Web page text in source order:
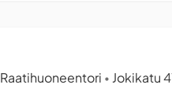
Raatihuoneentori • Jokikatu